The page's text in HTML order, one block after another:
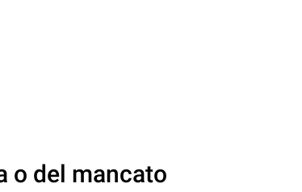
o del mancato